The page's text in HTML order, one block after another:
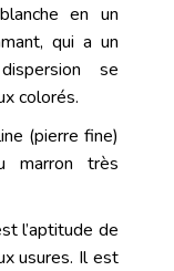
en un
, qui a un
se
colorés.
(pierre fine)
marron très
l’aptitude de
usures. Il est